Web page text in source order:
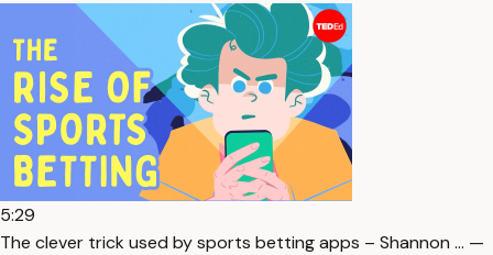
5:29
The clever trick used by sports betting apps – Shannon … —